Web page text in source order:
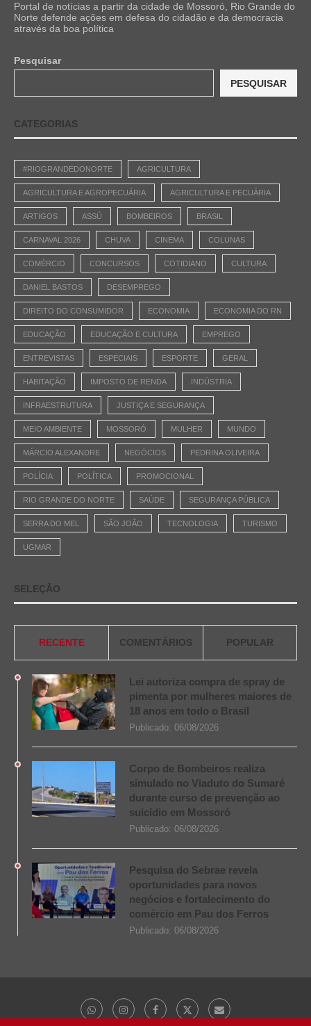
Portal de notícias a partir da cidade de Mossoró, Rio Grande do
Norte defende ações em defesa do cidadão e da democracia
através da boa política
Pesquisar
PESQUISAR
CATEGORIAS
#RIOGRANDEDONORTE AGRICULTURA
AGRICULTURA E AGROPECUÁRIA AGRICULTURA E PECUÁRIA
ARTIGOS ASSÚ BOMBEIROS BRASIL
CARNAVAL 2026 CHUVA CINEMA COLUNAS
COMÉRCIO CONCURSOS COTIDIANO CULTURA
DANIEL BASTOS DESEMPREGO
DIREITO DO CONSUMIDOR ECONOMIA ECONOMIA DO RN
EDUCAÇÃO EDUCAÇÃO E CULTURA EMPREGO
ENTREVISTAS ESPECIAIS ESPORTE GERAL
HABITAÇÃO IMPOSTO DE RENDA INDÚSTRIA
INFRAESTRUTURA JUSTIÇA E SEGURANÇA
MEIO AMBIENTE MOSSORÓ MULHER MUNDO
MÁRCIO ALEXANDRE NEGÓCIOS PEDRINA OLIVEIRA
POLÍCIA POLÍTICA PROMOCIONAL
RIO GRANDE DO NORTE SAÚDE SEGURANÇA PÚBLICA
SERRA DO MEL SÃO JOÃO TECNOLOGIA TURISMO
UGMAR
SELEÇÃO
RECENTE COMENTÁRIOS POPULAR
Lei autoriza compra de spray de
pimenta por mulheres maiores de
18 anos em todo o Brasil
Publicado: 06/08/2026
Corpo de Bombeiros realiza
simulado no Viaduto do Sumaré
durante curso de prevenção ao
suicídio em Mossoró
Publicado: 06/08/2026
Pesquisa do Sebrae revela
oportunidades para novos
negócios e fortalecimento do
comércio em Pau dos Ferros
Publicado: 06/08/2026